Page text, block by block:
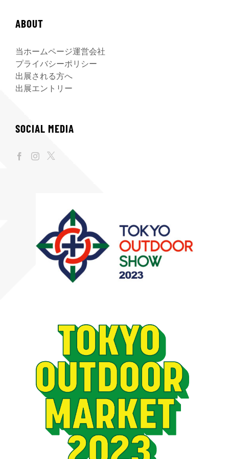
ABOUT
当ホームページ運営会社
プライバシーポリシー
出展される方へ
出展エントリー
SOCIAL MEDIA